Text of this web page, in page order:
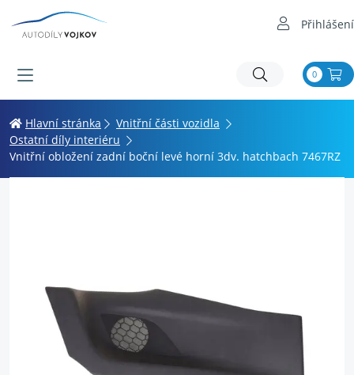
Přihlášení
0
Hlavní stránka
Vnitřní části vozidla
Ostatní díly interiéru
Vnitřní obložení zadní boční levé horní 3dv. hatchbach 7467RZ